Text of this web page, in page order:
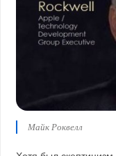
Майк Роквелл